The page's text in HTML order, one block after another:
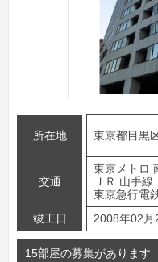
所在地 東京都目黒
交通
東京メトロ
ＪＲ 山手
東京急行電
竣工日
2008年02月
15部屋の募集があります